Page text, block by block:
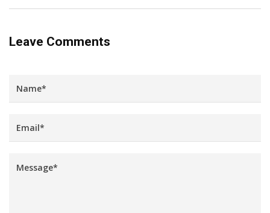
Leave Comments